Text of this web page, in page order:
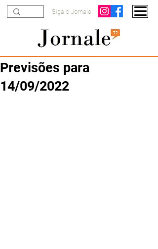
Siga o Jornale
Previsões para
14/09/2022